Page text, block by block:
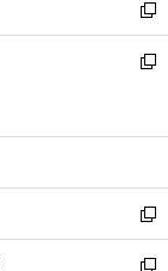
く
で
開
く
ド
ウ
で
ィ
ン
ド
開
新
し
い
ン
ウ
で
開
く
新
ウ
ン
ド
ウ
で
新
し